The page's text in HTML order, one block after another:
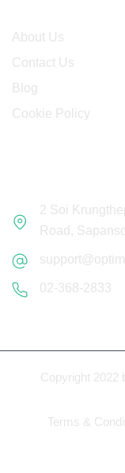
About Us
Contact Us
Blog
Cookie Policy
2 Soi
Road,
02-368-2833
Copyright 2022
Terms &